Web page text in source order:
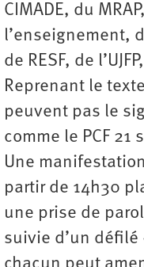
CIMADE, du
l’enseignement,
de RESF, de
Reprenant le
peuvent pas le
comme le PCF
Une
partir de 14h30
une prise de
suivie d’un